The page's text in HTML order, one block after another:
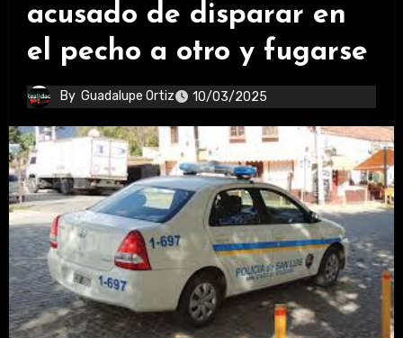
acusado de disparar en
el pecho a otro y fugarse
By Guadalupe Ortiz 10/03/2025